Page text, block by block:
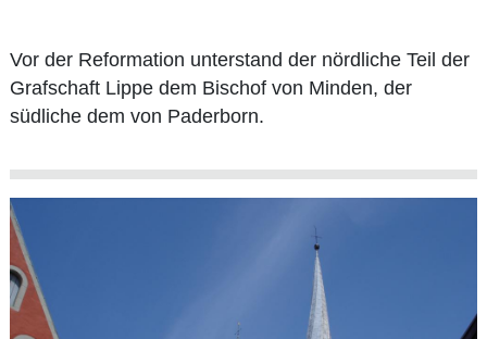
Vor der Reformation unterstand der nördliche Teil der
Grafschaft Lippe dem Bischof von Minden, der
südliche dem von Paderborn.